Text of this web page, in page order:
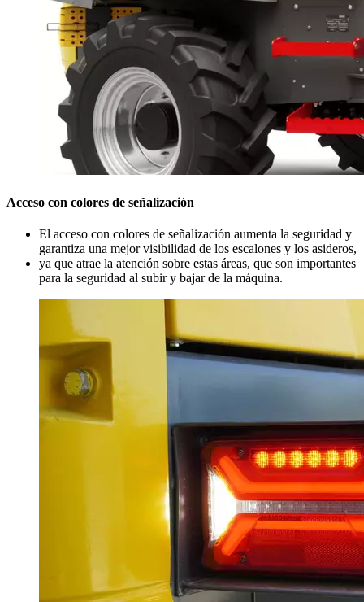
Acceso con colores de señalización
El acceso con colores de señalización aumenta la seguridad y
garantiza una mejor visibilidad de los escalones y los asideros,
ya que atrae la atención sobre estas áreas, que son importantes
para la seguridad al subir y bajar de la máquina.